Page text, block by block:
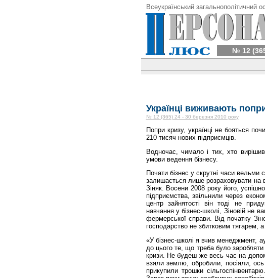
Всеукраїнський загальнополітичний
№ 12
Українці виживають
№ 12 (365) 24 - 30 березня 2010 року
Попри кризу, українці не бояться
210 тисяч нових підприємців.
Водночас, чимало і тих, хто
умови ведення бізнесу.
Почати бізнес у скрутні часи вельми
залишається лише розраховувати на
Зіняк. Восени 2008 року його,
підприємства, звільнили через
центр зайнятості він тоді не
навчання у бізнес-школі, Зіновій не
фермерської справи. Від початку
господарство не збитковим тягарем,
«У бізнес-школі я вчив менеджмент,
до цього те, що треба було
кризи. Не будеш же весь час на
взяли землю, обробили, посіяли,
прикупили трошки